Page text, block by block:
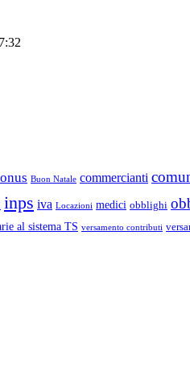
Buon Natale commercianti
inps iva Locazioni medici obblighi
al sistema TS versamento contributi